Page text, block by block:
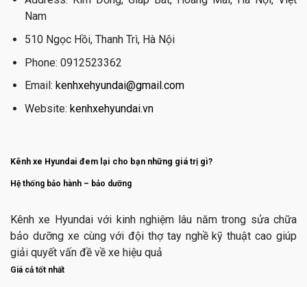
Nam
510 Ngọc Hồi, Thanh Trì, Hà Nội
Phone: 0912523362
Email: kenhxehyundai@gmail.com
Website: kenhxehyundai.vn
Kênh xe Hyundai đem lại cho bạn những giá trị gì?
Hệ thống bảo hành – bảo dưỡng
Kênh xe Hyundai với kinh nghiệm lâu năm trong sửa chữa
bảo dưỡng xe cùng với đội thợ tay nghề kỹ thuật cao giúp
giải quyết vấn đề về xe hiệu quả
Giá cả tốt nhất